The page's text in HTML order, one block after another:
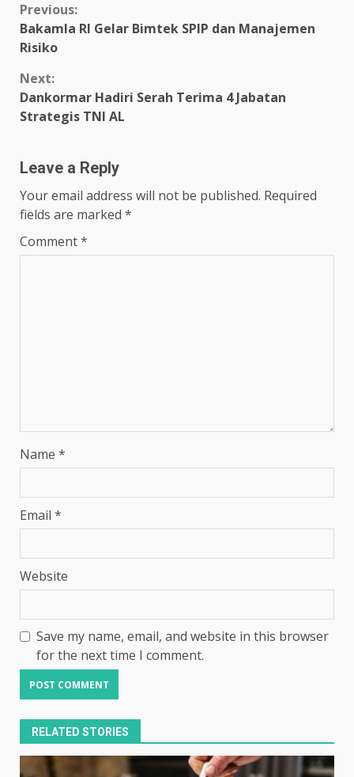
Continue
Reading
Previous:
Bakamla RI Gelar Bimtek SPIP dan Manajemen
Risiko
Next:
Dankormar Hadiri Serah Terima 4 Jabatan
Strategis TNI AL
Leave a Reply
Your email address will not be published. Required
fields are marked *
Comment*
Name *
Email *
Website
Save my name, email, and website in this browser
for the next time I comment.
RELATED STORIES